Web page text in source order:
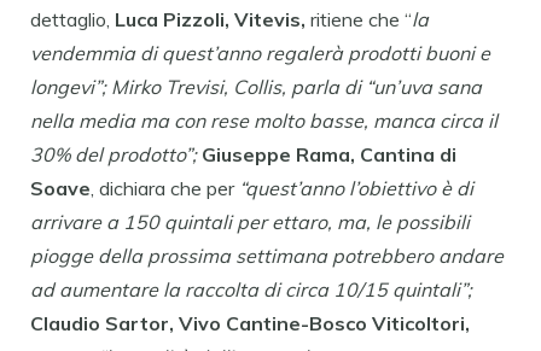
dettaglio, Luca Pizzoli, Vitevis, ritiene che “la
vendemmia di quest’anno regalerà prodotti buoni e
longevi”; Mirko Trevisi, Collis, parla di “un’uva sana
nella media ma con rese molto basse, manca circa il
30% del prodotto”; Giuseppe Rama, Cantina di
Soave, dichiara che per “quest’anno l’obiettivo è di
arrivare a 150 quintali per ettaro, ma, le possibili
piogge della prossima settimana potrebbero andare
ad aumentare la raccolta di circa 10/15 quintali”;
Claudio Sartor, Vivo Cantine-Bosco Viticoltori,